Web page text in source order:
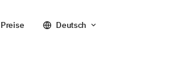
Preise Deutsch